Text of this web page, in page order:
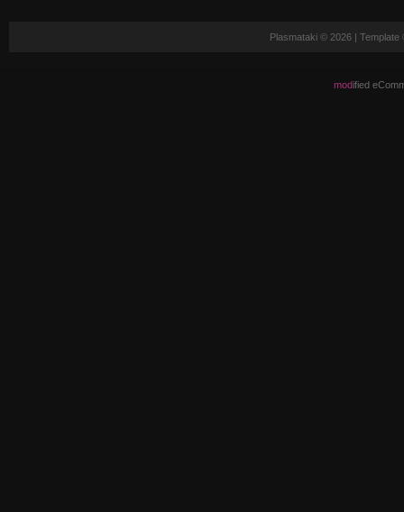
Plasmataki © 2026 |
modified